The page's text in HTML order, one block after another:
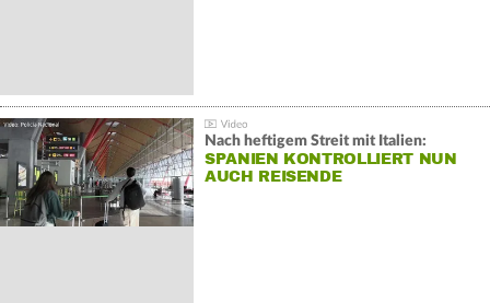
Nach heftigem Streit mit Italien:
SPANIEN KONTROLLIERT NUN
AUCH REISENDE